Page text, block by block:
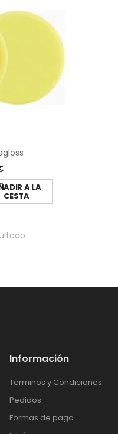
A LA
CESTA
Información
Terminos y Condiciones
Pedidos
Formas de pago